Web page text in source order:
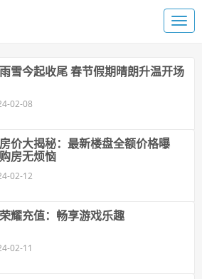
雪今起收尾 春节假期晴朗升温开场
02-08
价大揭秘：最新楼盘全额价格曝
房无烦恼
02-12
耀充值：畅享游戏乐趣
02-11